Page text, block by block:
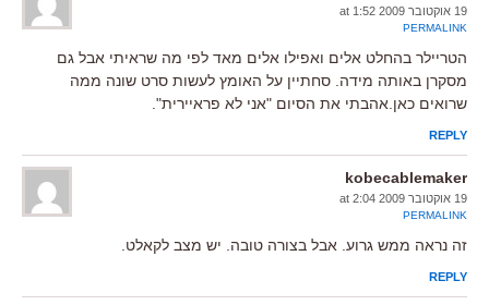
19 אוקטובר 2009 at 1:52
PERMALINK
הטריילר בהחלט אלים ואפילו אלים מאד לפי מה שראיתי אבל גם
מסקרן באותה מידה. סחתיין על האומץ לעשות סרט שונה ממה
שרואים כאן.אהבתי את הסיום "אני לא פראיירית".
REPLY
kobecablemaker
19 אוקטובר 2009 at 2:04
PERMALINK
זה נראה ממש גרוע. אבל בצורה טובה. יש מצב לקאלט.
REPLY